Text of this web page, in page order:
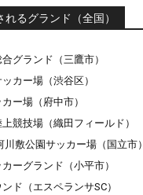
れるグランド（全国）
グランド（三鷹市）
カー場（渋谷区）
ー場（府中市）
競技場（織田フィールド）
川敷公園サッカー場（国立市）
ーグランド（小平市）
ド（エスペランサSC）